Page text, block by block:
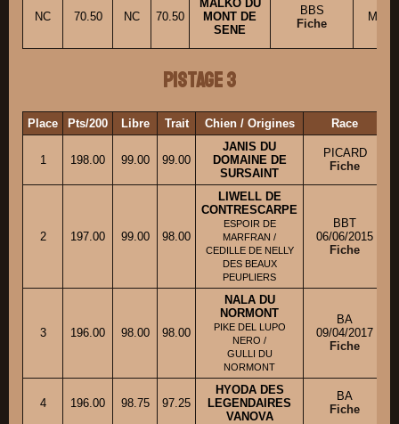
NC 70.50 NC 70.50
MALKO DU
MONT DE
SENE
BBS
Fiche
M.
Pistage 3
Place Pts/200 Libre Trait Chien / Origines Race
1 198.00 99.00 99.00
JANIS DU
DOMAINE DE
SURSAINT
PICARD
Fiche
2 197.00 99.00 98.00
LIWELL DE
CONTRESCARPE
ESPOIR DE
MARFRAN /
CEDILLE DE NELLY
DES BEAUX
PEUPLIERS
BBT
06/06/2015
Fiche
3 196.00 98.00 98.00
NALA DU
NORMONT
PIKE DEL LUPO
NERO /
GULLI DU
NORMONT
BA
09/04/2017
Fiche
4 196.00 98.75 97.25
HYODA DES
LEGENDAIRES
VANOVA
BA
Fiche